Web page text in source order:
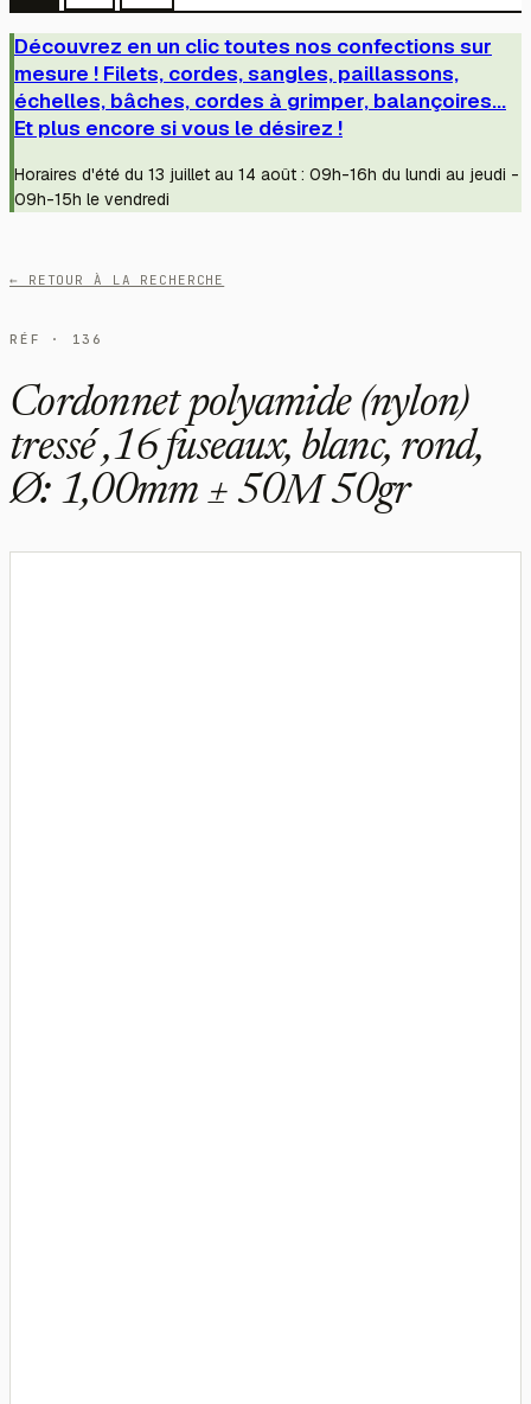
Découvrez en un clic toutes nos confections sur
mesure ! Filets, cordes, sangles, paillassons,
échelles, bâches, cordes à grimper, balançoires...
Et plus encore si vous le désirez !
Horaires d'été du 13 juillet au 14 août : 09h-16h du lundi au jeudi -
09h-15h le vendredi
← RETOUR À LA RECHERCHE
RÉF · 136
Cordonnet polyamide (nylon)
tressé ,16 fuseaux, blanc, rond,
Ø: 1,00mm ± 50M 50gr